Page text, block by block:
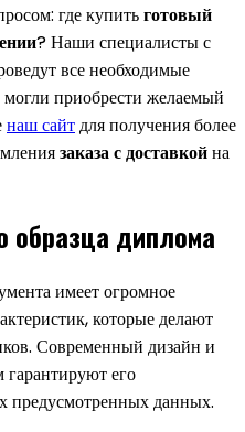
где купитьготовый
? Наши специалисты с
все необходимые
могли приобрести желаемый
наш сайтдля получения более
заказа с доставкойна
образца диплома
имеет огромное
которые делают
Современный дизайн и
гарантируют его
предусмотренных данных.